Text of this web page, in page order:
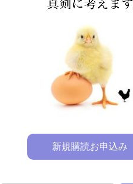
新規購読お申込み